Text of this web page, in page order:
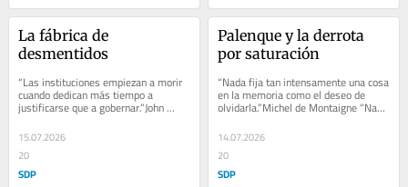
La fábrica de
desmentidos
“Las instituciones empiezan a morir
cuando dedican más tiempo a
justificarse que a gobernar.”John
Gardner “Las instituciones empiezan
a morir...
15.07.2026
20
SDP
Palenque y la derrota
por saturación
“Nada fija tan intensamente una cosa
en la memoria como el deseo de
olvidarla.”Michel de Montaigne “Nada
fija tan intensamente una cosa en
la...
14.07.2026
20
SDP